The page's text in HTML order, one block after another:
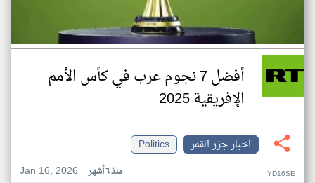
أفضل 7 نجوم عرب في كأس الأمم
الإفريقية 2025
اخبار جزر القمر
Politics
Jan 16, 2026
منذ ٦ أشهر YD16SE